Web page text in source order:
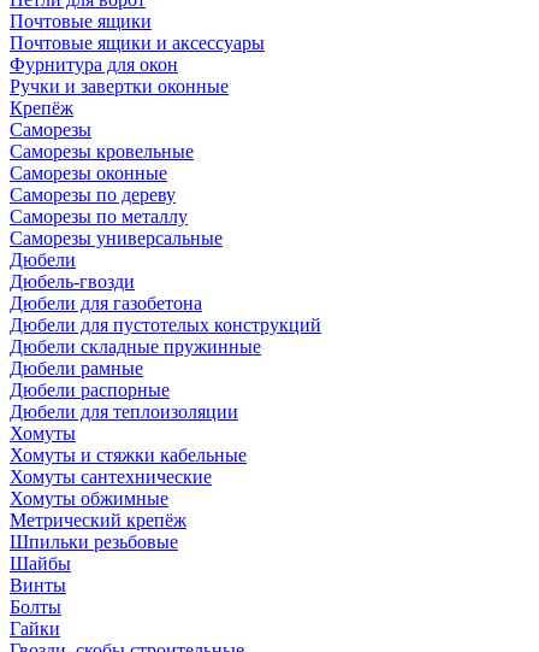
Почтовые ящики
Почтовые ящики и аксессуары
Фурнитура для окон
Ручки и завертки оконные
Крепёж
Саморезы
Саморезы кровельные
Саморезы оконные
Саморезы по дереву
Саморезы по металлу
Саморезы универсальные
Дюбели
Дюбель-гвозди
Дюбели для газобетона
Дюбели для пустотелых конструкций
Дюбели складные пружинные
Дюбели рамные
Дюбели распорные
Дюбели для теплоизоляции
Хомуты
Хомуты и стяжки кабельные
Хомуты сантехнические
Хомуты обжимные
Метрический крепёж
Шпильки резьбовые
Шайбы
Винты
Болты
Гайки